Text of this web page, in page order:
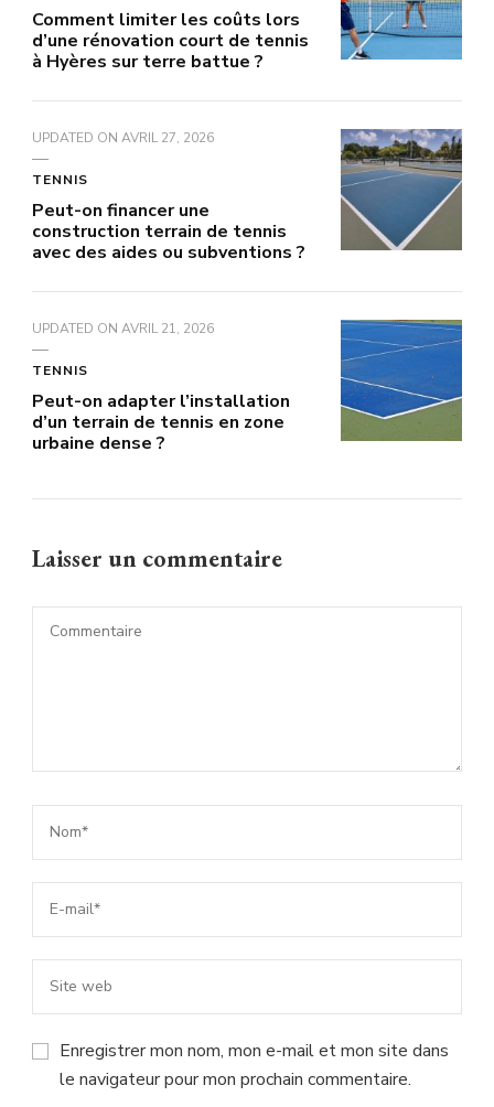
Comment limiter les coûts lors
d’une rénovation court de tennis
à Hyères sur terre battue ?
UPDATED ON AVRIL 27, 2026
TENNIS
Peut-on financer une
construction terrain de tennis
avec des aides ou subventions ?
UPDATED ON AVRIL 21, 2026
TENNIS
Peut-on adapter l’installation
d’un terrain de tennis en zone
urbaine dense ?
Laisser un commentaire
Enregistrer mon nom, mon e-mail et mon site dans
le navigateur pour mon prochain commentaire.